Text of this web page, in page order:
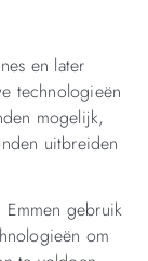
en later
technologieën
mogelijk,
uitbreiden
gebruik
om